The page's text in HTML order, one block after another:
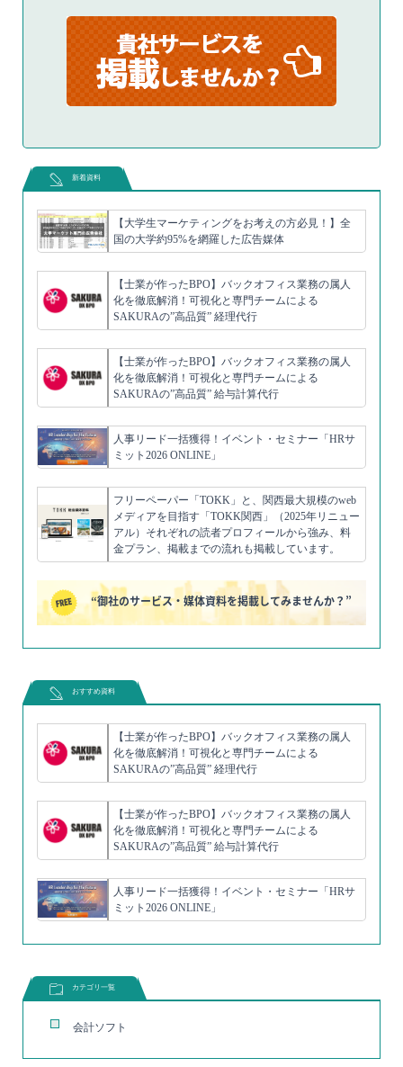
新着資料
【大学生マーケティングをお考えの方必見！】全
国の大学約95%を網羅した広告媒体
【士業が作ったBPO】バックオフィス業務の属人
化を徹底解消！可視化と専門チームによる
SAKURAの”高品質” 経理代行
【士業が作ったBPO】バックオフィス業務の属人
化を徹底解消！可視化と専門チームによる
SAKURAの”高品質” 給与計算代行
人事リード一括獲得！イベント・セミナー「HRサ
ミット2026 ONLINE」
フリーペーパー「TOKK」と、関西最大規模のweb
メディアを目指す「TOKK関西」（2025年リニュー
アル）それぞれの読者プロフィールから強み、料
金プラン、掲載までの流れも掲載しています。
“御社のサービス・媒体資料を掲載してみませんか？”
おすすめ資料
【士業が作ったBPO】バックオフィス業務の属人
化を徹底解消！可視化と専門チームによる
SAKURAの”高品質” 経理代行
【士業が作ったBPO】バックオフィス業務の属人
化を徹底解消！可視化と専門チームによる
SAKURAの”高品質” 給与計算代行
人事リード一括獲得！イベント・セミナー「HRサ
ミット2026 ONLINE」
カテゴリ一覧
会計ソフト